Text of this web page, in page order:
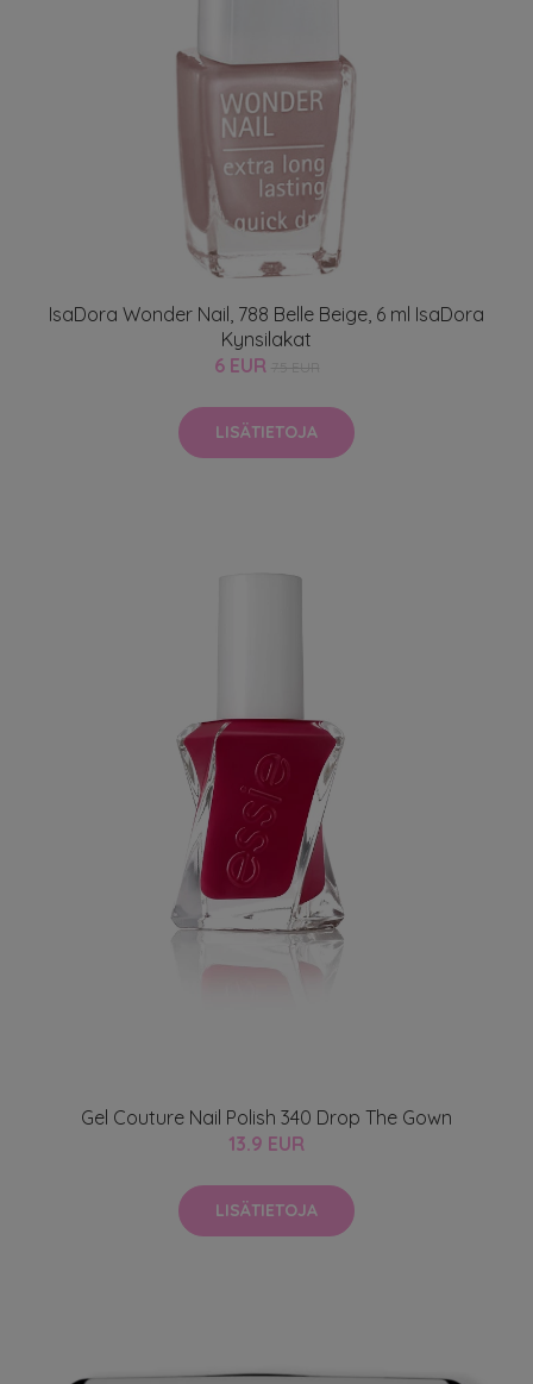
IsaDora Wonder Nail, 788 Belle Beige, 6 ml IsaDora
Kynsilakat
6 EUR
LISÄTIETOJA
Gel Couture Nail Polish 340 Drop The Gown
13.9 EUR
LISÄTIETOJA